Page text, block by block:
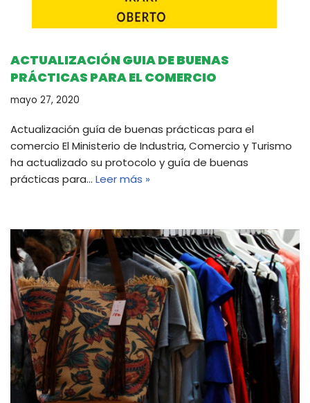
ACTUALIZACIÓN GUIA DE BUENAS
PRÁCTICAS PARA EL COMERCIO
mayo 27, 2020
Actualización guía de buenas prácticas para el
comercio El Ministerio de Industria, Comercio y Turismo
ha actualizado su protocolo y guía de buenas
prácticas para… Leer más »